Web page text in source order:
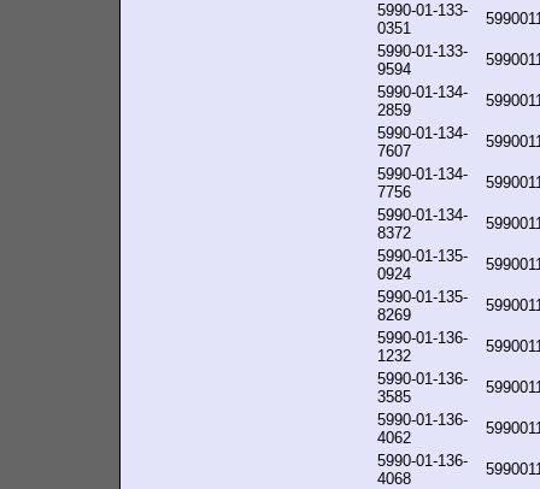
5990-01-133-
0351
5990-01-133-
9594
5990-01-134-
2859
5990-01-134-
7607
5990-01-134-
7756
5990-01-134-
8372
5990-01-135-
0924
5990-01-135-
8269
5990-01-136-
1232
5990-01-136-
3585
5990-01-136-
4062
5990-01-136-
4068